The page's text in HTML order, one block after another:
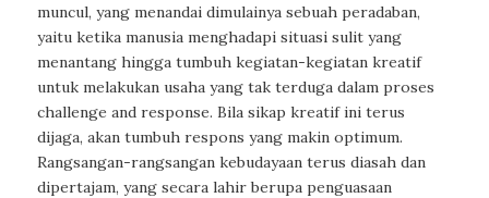
muncul, yang menandai dimulainya sebuah peradaban,
yaitu ketika manusia menghadapi situasi sulit yang
menantang hingga tumbuh kegiatan-kegiatan kreatif
untuk melakukan usaha yang tak terduga dalam proses
challenge and response. Bila sikap kreatif ini terus
dijaga, akan tumbuh respons yang makin optimum.
Rangsangan-rangsangan kebudayaan terus diasah dan
dipertajam, yang secara lahir berupa penguasaan